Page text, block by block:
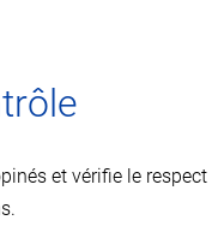
et vérifie le respect